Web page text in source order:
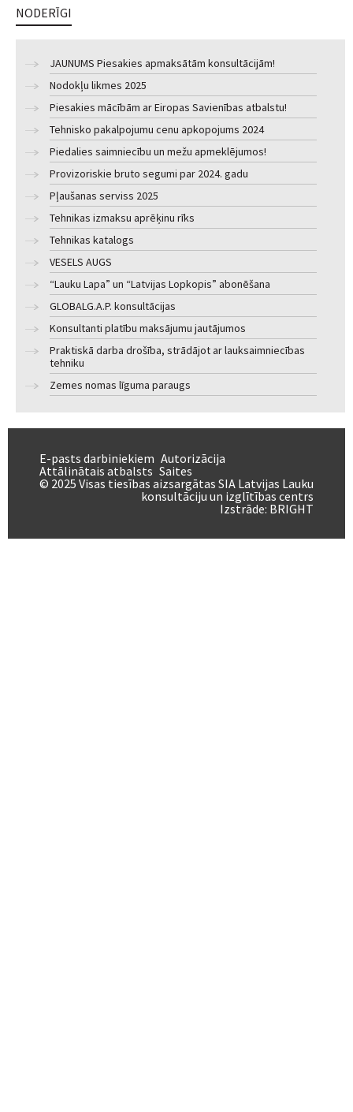
NODERĪGI
JAUNUMS Piesakies apmaksātām konsultācijām!
Nodokļu likmes 2025
Piesakies mācībām ar Eiropas Savienības atbalstu!
Tehnisko pakalpojumu cenu apkopojums 2024
Piedalies saimniecību un mežu apmeklējumos!
Provizoriskie bruto segumi par 2024. gadu
Pļaušanas serviss 2025
Tehnikas izmaksu aprēķinu rīks
Tehnikas katalogs
VESELS AUGS
“Lauku Lapa” un “Latvijas Lopkopis” abonēšana
GLOBALG.A.P. konsultācijas
Konsultanti platību maksājumu jautājumos
Praktiskā darba drošība, strādājot ar lauksaimniecības
tehniku
Zemes nomas līguma paraugs
E-pasts darbiniekiem Autorizācija
Attālinātais atbalsts Saites
© 2025 Visas tiesības aizsargātas SIA Latvijas Lauku
konsultāciju un izglītības centrs
Izstrāde: BRIGHT